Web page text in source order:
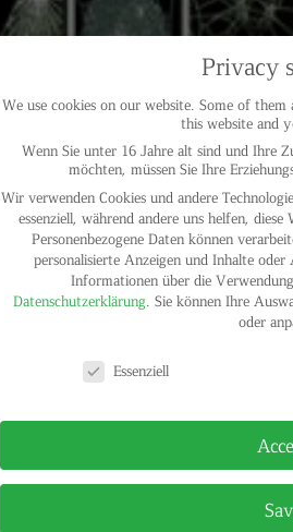
Privacy
We use cookies on our website. Some of
this website and
Wenn Sie unter 16 Jahre alt sind und Ihre
möchten, müssen Sie Ihre
Wir verwenden Cookies und andere
essenziell, während andere uns helfen,
Personenbezogene Daten können
personalisierte Anzeigen und Inhalte oder
Informationen über die
Datenschutzerklärung. Sie können Ihre
oder
Essenziell